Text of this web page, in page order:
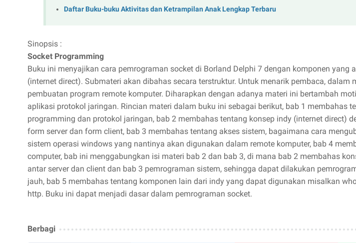
Daftar Buku-buku Aktivitas dan Ketrampilan Anak Lengkap Terbaru
Sinopsis :
Socket Programming
Buku ini menyajikan cara pemrograman socket di Borland Delphi 7 dengan komponen yang
(internet direct). Submateri akan dibahas secara terstruktur. Untuk menarik pembaca, dalam
pembuatan program remote komputer. Diharapkan dengan adanya materi ini bertambah
aplikasi protokol jaringan. Rincian materi dalam buku ini sebagai berikut, bab 1 membahas
programming dan protokol jaringan, bab 2 membahas tentang konsep indy (internet direct)
form server dan form client, bab 3 membahas tentang akses sistem, bagaimana cara
sistem operasi windows yang nantinya akan digunakan dalam remote komputer, bab 4
computer, bab ini menggabungkan isi materi bab 2 dan bab 3, di mana bab 2 membahas
antar server dan client dan bab 3 pemrograman sistem, sehingga dapat dilakukan
jauh, bab 5 membahas tentang komponen lain dari indy yang dapat digunakan misalkan
http. Buku ini dapat menjadi dasar dalam pemrograman socket.
Berbagi